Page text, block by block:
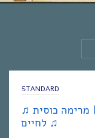
STANDARD
♫ אחת ששומעת #46 | 22/4/12 | מרימה כוסית
לחיים ♫